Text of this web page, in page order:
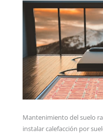
Mantenimiento del suelo
instalar calefacción por